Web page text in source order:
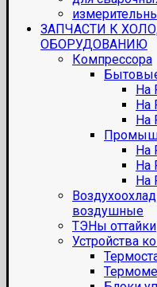
ЗАПЧАСТИ К
ОБОРУДОВАНИЮ
Компрессора
На
На
На
На
На
На
воздушные
ТЭНы оттайки
Устройства